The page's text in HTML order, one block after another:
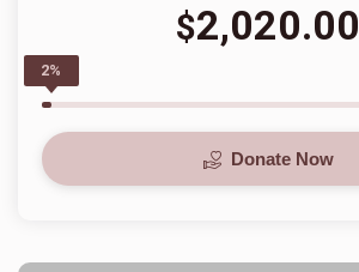
$2,020.00
2%
Donate Now